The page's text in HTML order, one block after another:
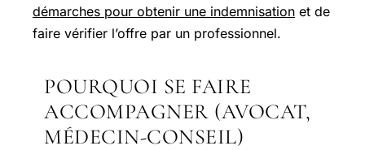
démarches pour obtenir une indemnisation et de
faire vérifier l’offre par un professionnel.
POURQUOI SE FAIRE
ACCOMPAGNER (AVOCAT,
MÉDECIN-CONSEIL)